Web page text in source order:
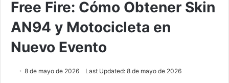
Free Fire: Cómo Obtener Skin
AN94 y Motocicleta en
Nuevo Evento
8 de mayo de 2026 Last Updated: 8 de mayo de 2026